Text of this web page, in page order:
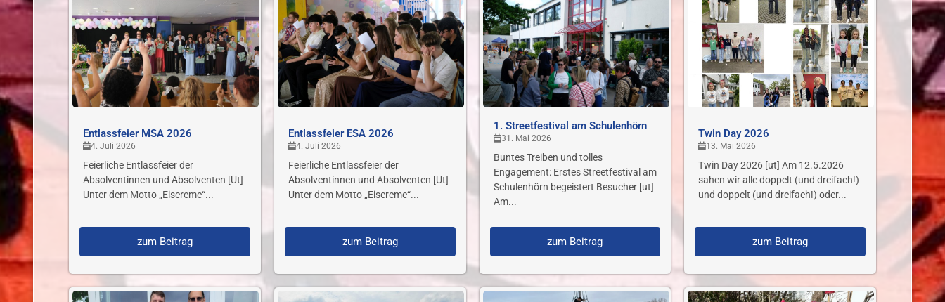
Entlassfeier MSA 2026
4. Juli 2026
Feierliche Entlassfeier der
Absolventinnen und Absolventen [Ut]
Unter dem Motto „Eiscreme“...
zum Beitrag
Entlassfeier ESA 2026
4. Juli 2026
Feierliche Entlassfeier der
Absolventinnen und Absolventen [Ut]
Unter dem Motto „Eiscreme“...
zum Beitrag
1. Streetfestival am Schulenhörn
31. Mai 2026
Buntes Treiben und tolles
Engagement: Erstes Streetfestival am
Schulenhörn begeistert Besucher [ut]
Am...
zum Beitrag
Twin Day 2026
13. Mai 2026
Twin Day 2026 [ut] Am 12.5.2026
sahen wir alle doppelt (und dreifach!)
und doppelt (und dreifach!) oder...
zum Beitrag